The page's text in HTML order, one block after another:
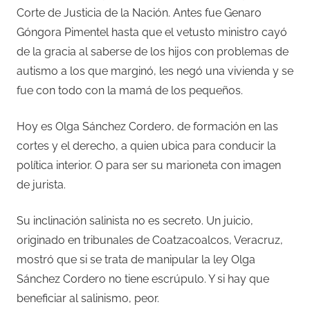
Corte de Justicia de la Nación. Antes fue Genaro
Góngora Pimentel hasta que el vetusto ministro cayó
de la gracia al saberse de los hijos con problemas de
autismo a los que marginó, les negó una vivienda y se
fue con todo con la mamá de los pequeños.
Hoy es Olga Sánchez Cordero, de formación en las
cortes y el derecho, a quien ubica para conducir la
política interior. O para ser su marioneta con imagen
de jurista.
Su inclinación salinista no es secreto. Un juicio,
originado en tribunales de Coatzacoalcos, Veracruz,
mostró que si se trata de manipular la ley Olga
Sánchez Cordero no tiene escrúpulo. Y si hay que
beneficiar al salinismo, peor.